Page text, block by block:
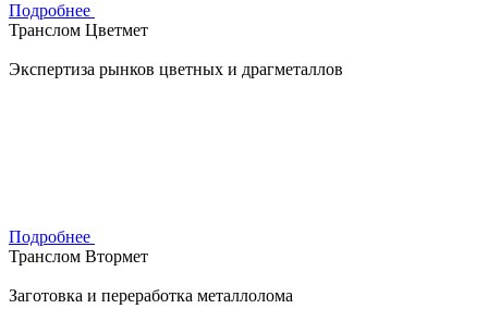
Подробнее
Транслом Цветмет
Экспертиза рынков цветных и драгметаллов
Подробнее
Транслом Втормет
Заготовка и переработка металлолома